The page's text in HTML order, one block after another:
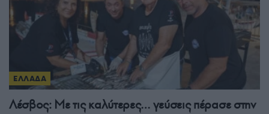
ΕΛΛΑΔΑ
Λέσβος: Με τις καλύτερες… γεύσεις πέρασε στην